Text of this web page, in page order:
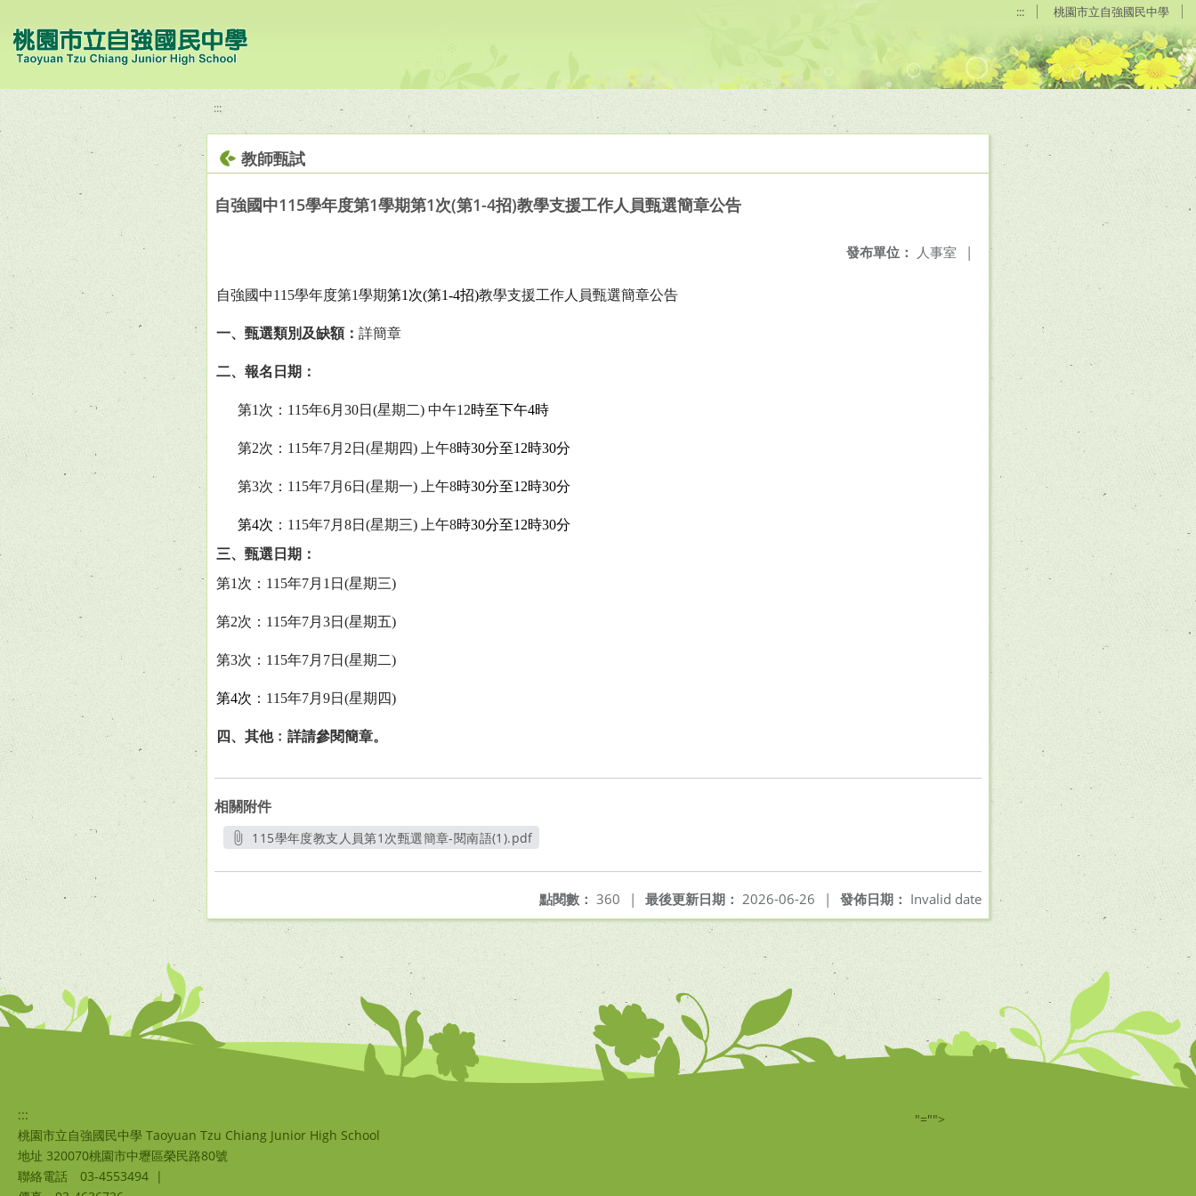
::: 桃園市立自強國民中學
:::
教師甄試
自強國中115學年度第1學期第1次(第1-4招)教學支援工作人員甄選簡章公告
發布單位： 人事室 |
自強國中115學年度第1學期第1 次(第1-4招)教學支援工作人員甄選簡章公告
一、甄選類別及缺額： 詳簡章
二、報名日期：
第1 次： 115年6月 30日 (星期二) 中午12時至下午4時
第2次： 115年7月 2 日 (星期四) 上午8時30分至12時30分
第3次： 115年7月 6日 (星期一) 上午8時30分至12時30分
第4次 ： 115年7月 8日 (星期三) 上午8時30分至12時30分
三、甄選日期：
第1 次： 115年7月 1 日 (星期三)
第2次： 115年7月 3日 (星期五)
第3次： 115年7月 7日 (星期二)
第4次 ： 115年7月 9日 (星期四)
四、其他﹕詳請參閱簡章。
相關附件
115學年度教支人員第1次甄選簡章-閱南語(1).pdf
發佈日期： Invalid date
最後更新日期： 2026-06-26 |
點閱數： 360 |
:::
桃園市立自強國民中學 Taoyuan Tzu Chiang Junior High School
地址 320070桃園市中壢區榮民路80號
聯絡電話
03-4553494 |
"="">